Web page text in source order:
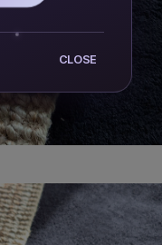
CLOSE